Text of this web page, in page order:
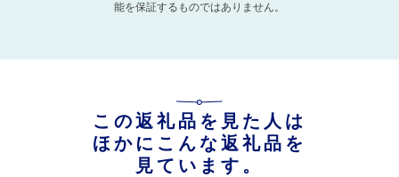
能を保証するものではありません。
この返礼品を見た人は
ほかにこんな返礼品を
見ています。